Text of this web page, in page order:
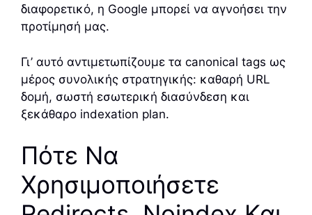
διαφορετικό, η Google μπορεί να αγνοήσει την
προτίμησή μας.
Γι’ αυτό αντιμετωπίζουμε τα canonical tags ως
μέρος συνολικής στρατηγικής: καθαρή URL
δομή, σωστή εσωτερική διασύνδεση και
ξεκάθαρο indexation plan.
Πότε Να
Χρησιμοποιήσετε